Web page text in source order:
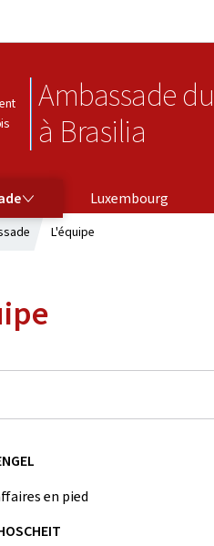
Ambassade
à Brasilia
Luxembourg
L'équipe
en pied